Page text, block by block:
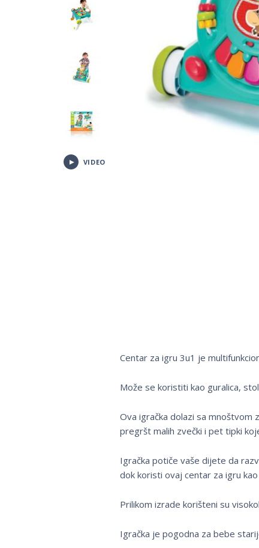
VIDEO
Centar za igru 3u1 je
Može se koristiti kao guralica,
Ova igračka dolazi sa mnoštvom
pregršt malih zvečki i pet tipki
Igračka potiče vaše dijete da
dok koristi ovaj centar za igru kao
Prilikom izrade korišteni su
Igračka je pogodna za bebe